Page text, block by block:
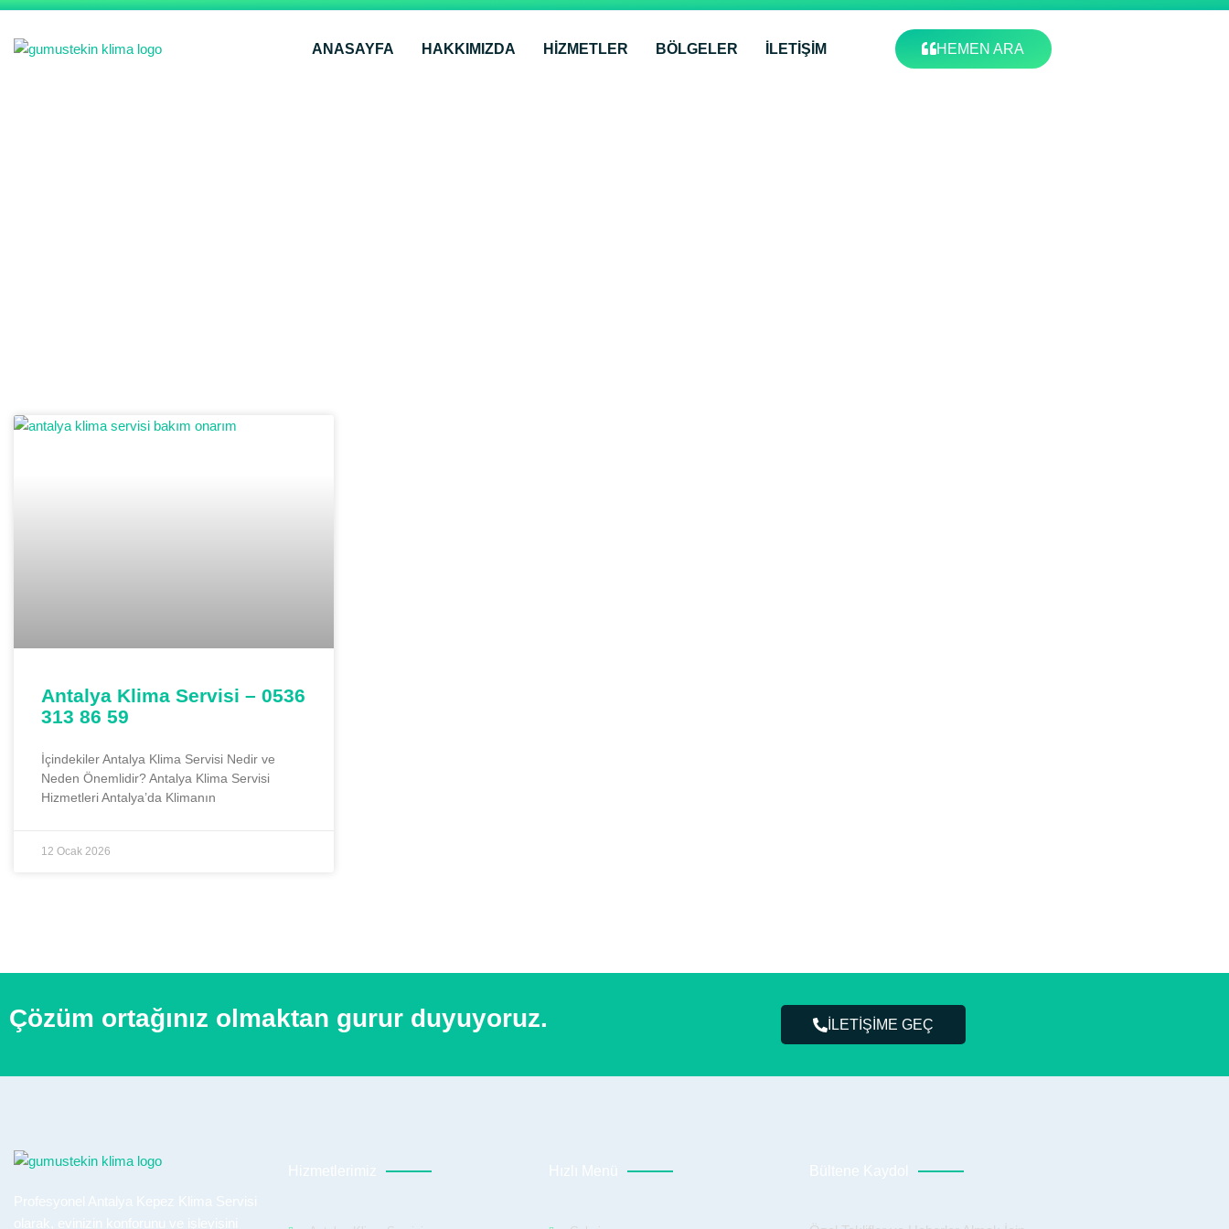
ANASAYFA HAKKIMIZDA HİZMETLER BÖLGELER İLETIŞIM HEMEN ARA
Antalya Klima Servisi – 0536
313 86 59
İçindekiler Antalya Klima Servisi Nedir ve
Neden Önemlidir? Antalya Klima Servisi
Hizmetleri Antalya’da Klimanın
12 Ocak 2026
Çözüm ortağınız olmaktan gurur duyuyoruz. İLETİŞİME GEÇ
Profesyonel Antalya Kepez Klima Servisi
olarak, evinizin konforunu ve işleyişini
Hizmetlerimiz Hızlı Menü Bültene Kaydol